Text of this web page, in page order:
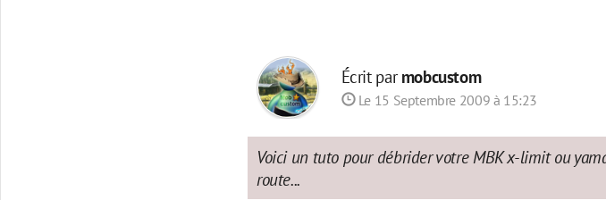
Écrit parmobcustom
Le 15 Septembre 2009 à 15:23
Voici un tuto pour débrider votre MBK x-limit ou
route...